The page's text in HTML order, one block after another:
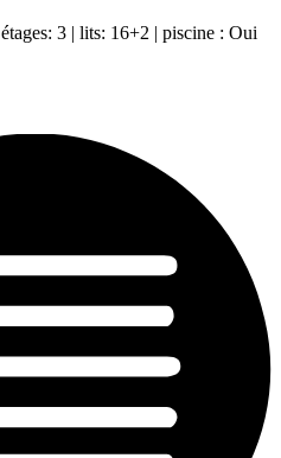
étages: 3 | lits: 16+2 | piscine : Oui